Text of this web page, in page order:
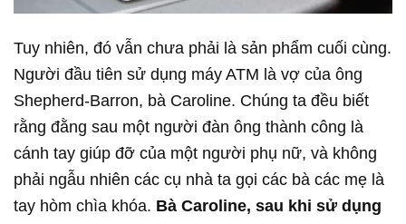
Tuy nhiên, đó vẫn chưa phải là sản phẩm cuối cùng.
Người đầu tiên sử dụng máy ATM là vợ của ông
Shepherd-Barron, bà Caroline. Chúng ta đều biết
rằng đằng sau một người đàn ông thành công là
cánh tay giúp đỡ của một người phụ nữ, và không
phải ngẫu nhiên các cụ nhà ta gọi các bà các mẹ là
tay hòm chìa khóa. Bà Caroline, sau khi sử dụng